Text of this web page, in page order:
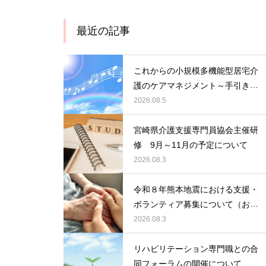
最近の記事
これからの小規模多機能型居宅介
護のケアマネジメント～手引きの
活用と実践から学ぶ、利用者・家
族・地域を支える力～ 受講者の
募集について
2026.08.5
宮崎県介護支援専門員協会主催研
修 9月～11月の予定について
2026.08.3
令和８年熊本地震における支援・
ボランティア募集について（お願
い）
2026.08.3
リハビリテーション専門職との合
同フォーラムの開催について